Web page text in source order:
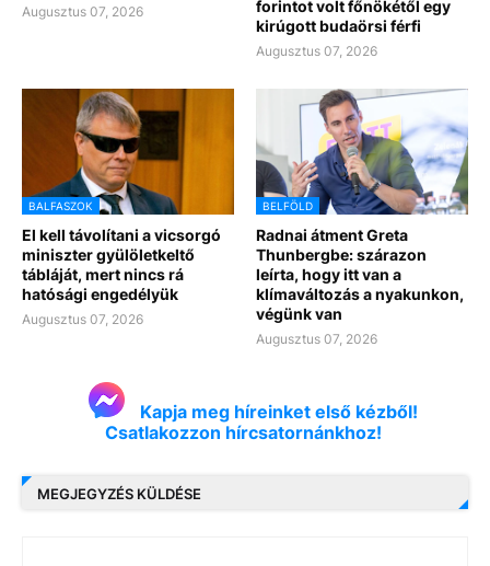
Augusztus 07, 2026
forintot volt főnökétől egy
kirúgott budaörsi férfi
Augusztus 07, 2026
BALFASZOK
El kell távolítani a vicsorgó
miniszter gyülöletkeltő
tábláját, mert nincs rá
hatósági engedélyük
Augusztus 07, 2026
BELFÖLD
Radnai átment Greta
Thunbergbe: szárazon
leírta, hogy itt van a
klímaváltozás a nyakunkon,
végünk van
Augusztus 07, 2026
Kapja meg híreinket első kézből!
Csatlakozzon hírcsatornánkhoz!
MEGJEGYZÉS KÜLDÉSE